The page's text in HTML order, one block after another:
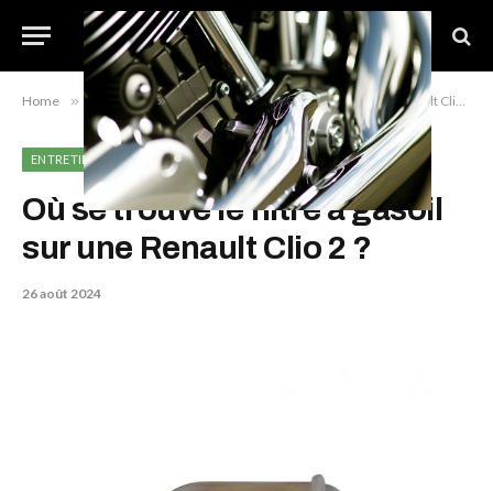
Home » Entretien » Où se trouve le filtre à gasoil sur une Renault Clio 2 ?
ENTRETIEN
Où se trouve le filtre à gasoil
sur une Renault Clio 2 ?
26 août 2024